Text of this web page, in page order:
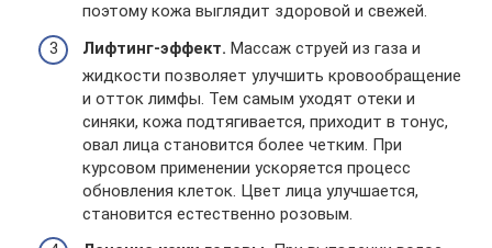
поэтому кожа выглядит здоровой и свежей.
Лифтинг-эффект. Массаж струей из газа и
жидкости позволяет улучшить кровообращение
и отток лимфы. Тем самым уходят отеки и
синяки, кожа подтягивается, приходит в тонус,
овал лица становится более четким. При
курсовом применении ускоряется процесс
обновления клеток. Цвет лица улучшается,
становится естественно розовым.